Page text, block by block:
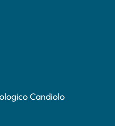
Candiolo